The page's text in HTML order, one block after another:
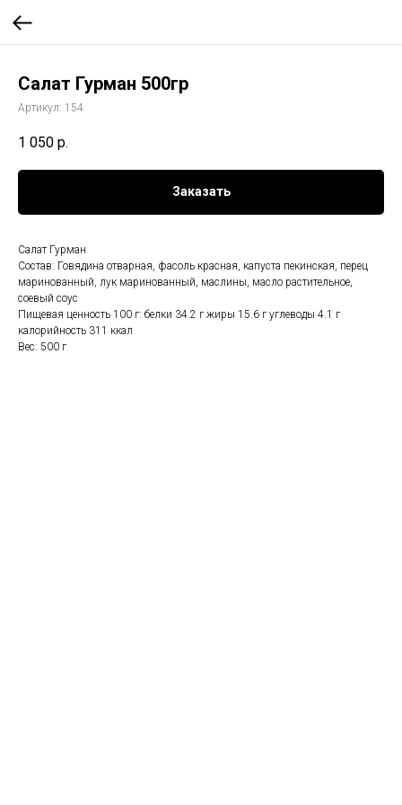
Салат Гурман 500гр
Артикул: 154
1 050 р.
Заказать
Салат Гурман
Состав: Говядина отварная, фасоль красная, капуста пекинская, перец
маринованный, лук маринованный, маслины, масло растительное,
соевый соус
Пищевая ценность 100 г: белки 34.2 г жиры 15.6 г углеводы 4.1 г
калорийность 311 ккал
Вес: 500 г